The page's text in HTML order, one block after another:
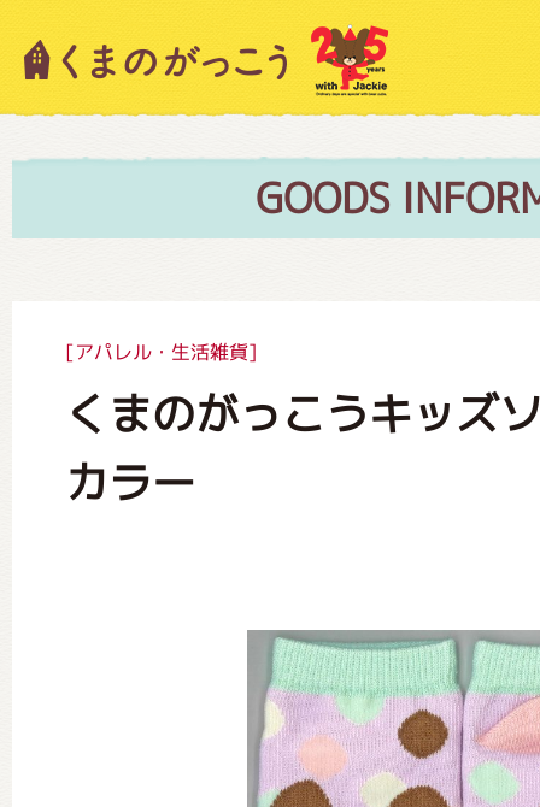
GOODS
[アパレル・生活雑貨]
くまのがっこうキッズ
カラー
キャラクター紹介
絵本・作家紹介
グッズインフォメーション
ミュージカル・コンサート